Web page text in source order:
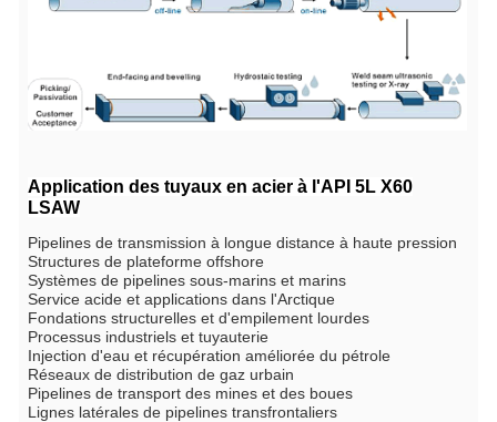
spécifiée du tuyau, arrondie au plus près de 10 mm2 (0,10in2)
mm2 (0,75 pouce2) et b) la surface de la section transversale de
en utilisant la largeur spécifiée de la pièce d'essai et l'épaisseur
tuyau, arrondie au plus près de 10 mm2 (0,10in2)
U est la résistance à la traction minimale spécifiée, exprimée en
h. pour les catégories > x90, voir la spécification complète API5L.
Application des tuyaux en acier à l'API 5L X60
LSAW
Pipelines de transmission à longue distance à haute pression
Structures de plateforme offshore
Systèmes de pipelines sous-marins et marins
Service acide et applications dans l'Arctique
Fondations structurelles et d'empilement lourdes
Processus industriels et tuyauterie
Injection d'eau et récupération améliorée du pétrole
Réseaux de distribution de gaz urbain
Pipelines de transport des mines et des boues
Lignes latérales de pipelines transfrontaliers